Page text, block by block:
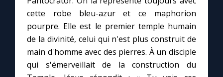
Contact
Faire un don
Marie de Nazareth
cette robe bleu-azur et ce maphorion
pourpre. Elle est le premier temple humain
de la divinité, celui qui n'est plus construit de
main d'homme avec des pierres. À un disciple
qui s'émerveillait de la construction du